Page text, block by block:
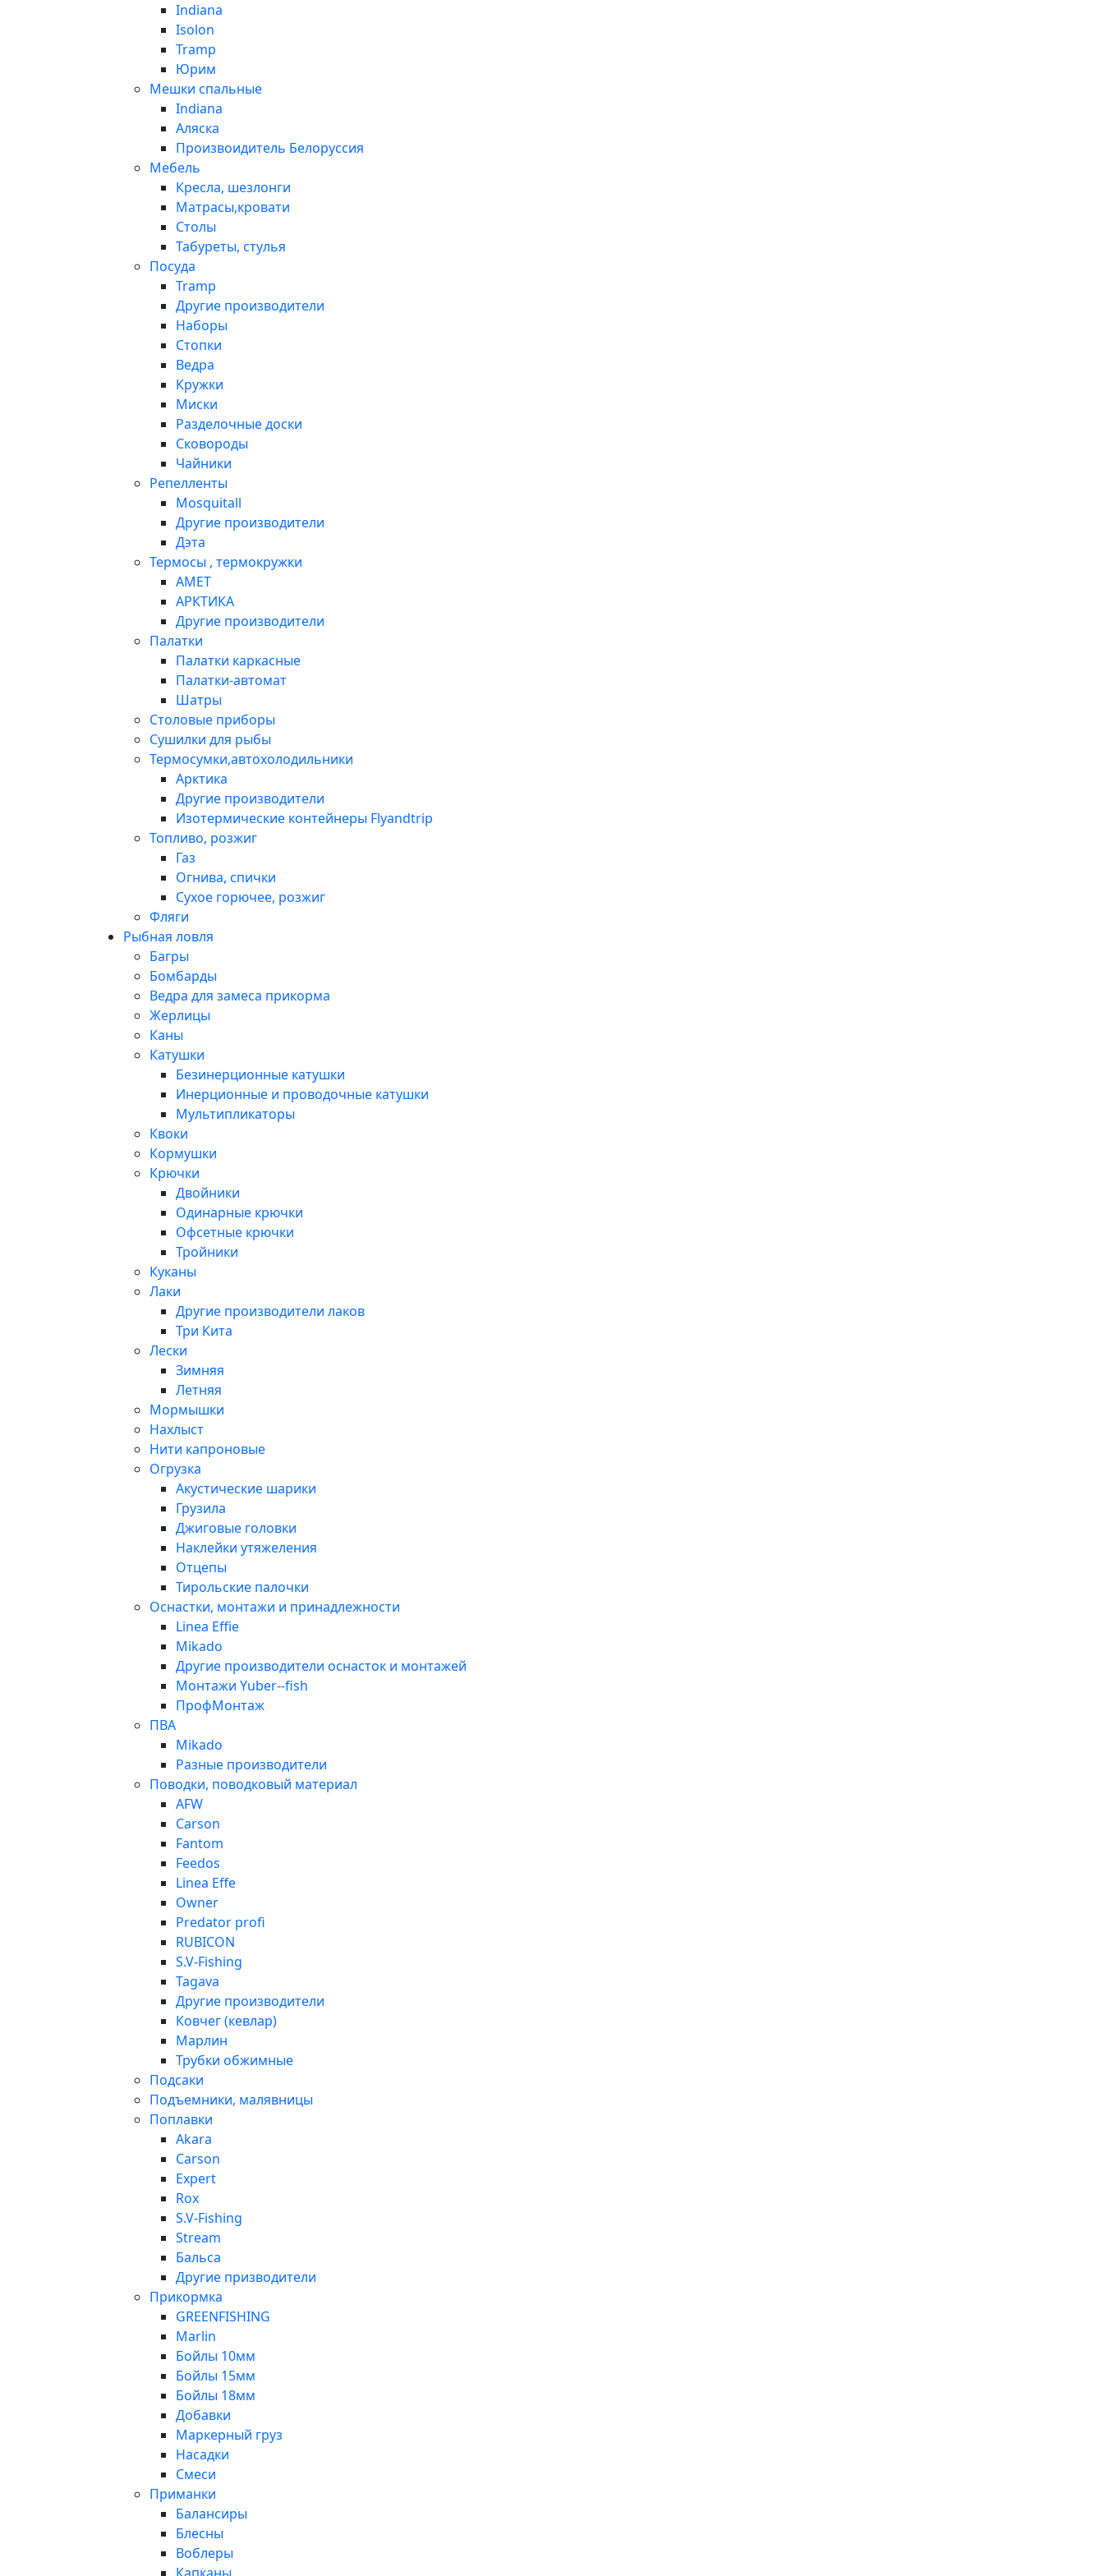
Indiana
Isolon
Tramp
Юрим
Мешки спальные
Indiana
Аляска
Произвоидитель Белоруссия
Мебель
Кресла, шезлонги
Матрасы,кровати
Столы
Табуреты, стулья
Посуда
Tramp
Другие производители
Наборы
Стопки
Ведра
Кружки
Миски
Разделочные доски
Сковороды
Чайники
Репелленты
Mosquitall
Другие производители
Дэта
Термосы , термокружки
АМЕТ
АРКТИКА
Другие производители
Палатки
Палатки каркасные
Палатки-автомат
Шатры
Столовые приборы
Сушилки для рыбы
Термосумки,автохолодильники
Арктика
Другие производители
Изотермические контейнеры Flyandtrip
Топливо, розжиг
Газ
Огнива, спички
Сухое горючее, розжиг
Фляги
Рыбная ловля
Багры
Бомбарды
Ведра для замеса прикорма
Жерлицы
Каны
Катушки
Безинерционные катушки
Инерционные и проводочные катушки
Мультипликаторы
Квоки
Кормушки
Крючки
Двойники
Одинарные крючки
Офсетные крючки
Тройники
Куканы
Лаки
Другие производители лаков
Три Кита
Лески
Зимняя
Летняя
Мормышки
Нахлыст
Нити капроновые
Огрузка
Акустические шарики
Грузила
Джиговые головки
Наклейки утяжеления
Отцепы
Тирольские палочки
Оснастки, монтажи и принадлежности
Linea Effie
Mikado
Другие производители оснасток и монтажей
Монтажи Yuber--fish
ПрофМонтаж
ПВА
Mikado
Разные производители
Поводки, поводковый материал
AFW
Carson
Fantom
Feedos
Linea Effe
Owner
Predator profi
RUBICON
S.V-Fishing
Tagava
Другие производители
Ковчег (кевлар)
Марлин
Трубки обжимные
Подсаки
Подъемники, малявницы
Поплавки
Akara
Carson
Expert
Rox
S.V-Fishing
Stream
Бальса
Другие призводители
Прикормка
GREENFISHING
Marlin
Бойлы 10мм
Бойлы 15мм
Бойлы 18мм
Добавки
Маркерный груз
Насадки
Смеси
Приманки
Балансиры
Блесны
Воблеры